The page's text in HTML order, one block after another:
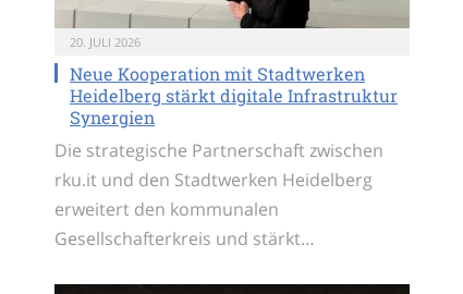
20. JULI 2026
Neue Kooperation mit Stadtwerken
Heidelberg stärkt digitale Infrastruktur
Synergien
Die strategische Partnerschaft zwischen
rku.it und den Stadtwerken Heidelberg
erweitert den kommunalen
Gesellschafterkreis und stärkt…